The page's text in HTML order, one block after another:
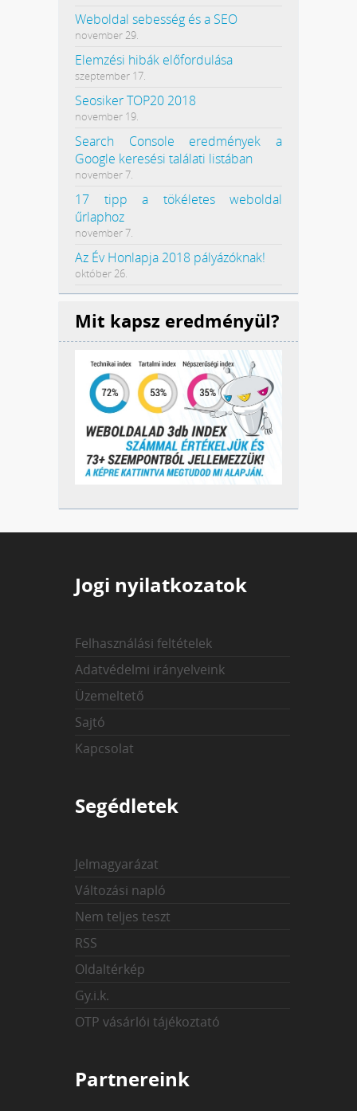
Weboldal sebesség és a SEO
november 29.
Elemzési hibák előfordulása
szeptember 17.
Seosiker TOP20 2018
november 19.
Search Console eredmények a
Google keresési találati listában
november 7.
17 tipp a tökéletes weboldal
űrlaphoz
november 7.
Az Év Honlapja 2018 pályázóknak!
október 26.
Mit kapsz eredményül?
Jogi nyilatkozatok
Felhasználási feltételek
Adatvédelmi irányelveink
Üzemeltető
Sajtó
Kapcsolat
Segédletek
Jelmagyarázat
Változási napló
Nem teljes teszt
RSS
Oldaltérkép
Gy.i.k.
OTP vásárlói tájékoztató
Partnereink